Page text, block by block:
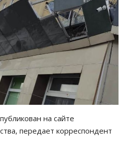
на сайте
передает корреспондент